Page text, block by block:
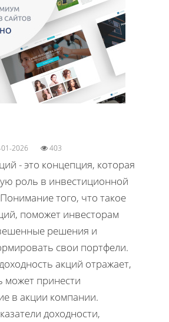
01-2026 403
- это концепция, которая
роль в инвестиционной
того, что такое
поможет инвесторам
решения и
свои портфели.
акций отражает,
может принести
в акции компании.
доходности,